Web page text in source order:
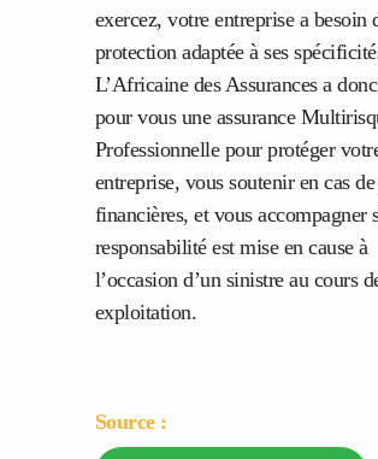
exercez, votre entreprise a besoin
protection adaptée à ses
L’Africaine des Assurances a
pour vous une assurance
Professionnelle pour protéger
entreprise, vous soutenir en cas
financières, et vous accompagner
responsabilité est mise en cause à
l’occasion d’un sinistre au cours
exploitation.
Source :